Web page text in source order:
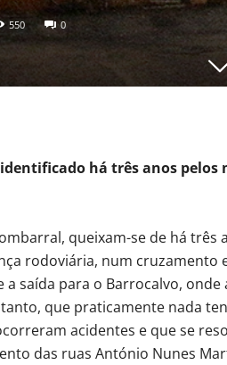
550 0
há três anos pelos
queixam-se de há três
rodoviária, num cruzamento
saída para o Barrocalvo, onde
que praticamente nada
acidentes e que se
das ruas António Nunes